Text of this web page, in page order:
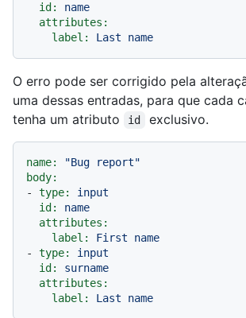
id:
name
attributes:
label:
Last name
O erro pode ser corrigido pela
uma dessas entradas, para que cada
tenha um atributo id exclusivo.
name:
"Bug report"
body:
-
type:
input
id:
name
attributes:
label:
First
name
-
type:
input
id:
surname
attributes:
label:
Last name